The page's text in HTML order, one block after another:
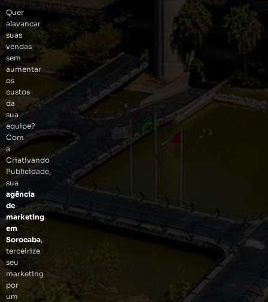
Quer
alavancar
suas
vendas
sem
aumentar
os
custos
da
sua
equipe?
Com
a
Criativando
Publicidade,
sua
agência
de
marketing
em
Sorocaba,
terceirize
seu
marketing
por
um